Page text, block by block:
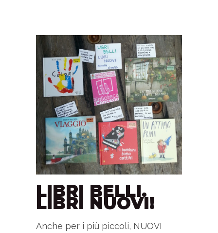
LIBRI BELLI.
LIBRI NUOVI!
Anche per i più piccoli, NUOVI